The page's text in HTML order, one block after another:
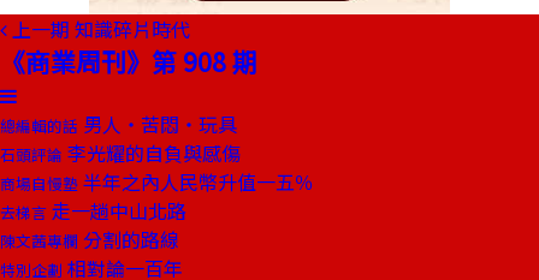
上一期 知識碎片時代
《商業周刊》第 908 期
總編輯的話 男人‧苦悶‧玩具
石頭評論 李光耀的自負與感傷
商場自慢塾 半年之內人民幣升值一五％
去梯言 走一趟中山北路
陳文茜專欄 分割的路線
特別企劃 相對論一百年